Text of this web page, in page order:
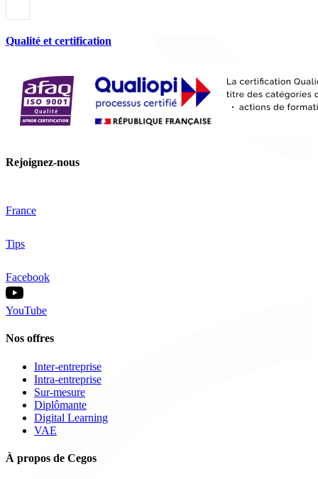
Qualité et certification
Rejoignez-nous
France
Tips
Facebook
YouTube
Nos offres
Inter-entreprise
Intra-entreprise
Sur-mesure
Diplômante
Digital Learning
VAE
À propos de Cegos